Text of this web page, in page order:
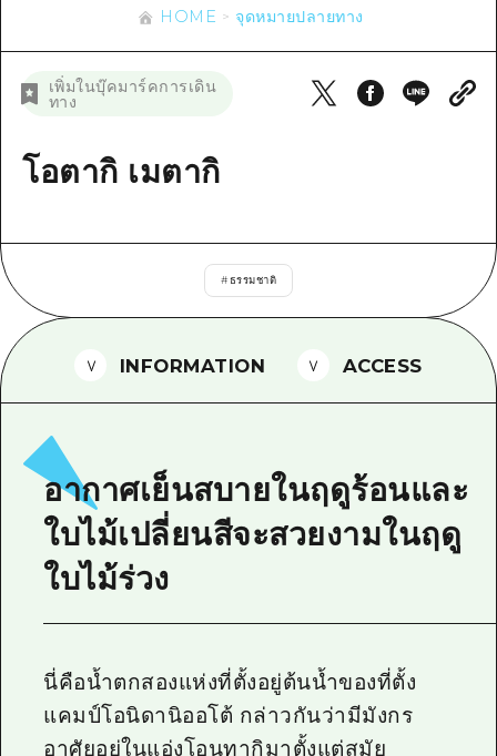
สถานบันเทิงยามค่ำคืน
มาตรฐาน
การรักษา
ธรรมชาติ
บริเวณรอบๆ มิยาจิมะ
เกโฮคุ
จังหวัดเอฮิเมะ
เข้าถึงเข้าถึง
สรุปการจราจรรอง
ตั๋วเที่ยวคุ้มค่าตั๋วเที่ยวคุ้มค่า
ฮิโรชิม่า ฟรี Wi-Fi
คำถามที่พบบ่อย
ดาวน์โหลดรูปภาพ
ข้อมูลการขนส่งระหว่างเกิดภัยพิบัติ
ข่าว
HOME จุดหมายปลายทาง
เพิ่มในบุ๊คมาร์คการเดิน
ทาง
โอตากิ เมตากิ
#ธรรมชาติ
INFORMATION ACCESS
อากาศเย็นสบายในฤดูร้อนและ
ใบไม้เปลี่ยนสีจะสวยงามในฤดู
ใบไม้ร่วง
นี่คือน้ำตกสองแห่งที่ตั้งอยู่ต้นน้ำของที่ตั้ง
แคมป์โอนิดานิออโต้ กล่าวกันว่ามีมังกร
อาศัยอยู่ในแอ่งโอนทากิมาตั้งแต่สมัย